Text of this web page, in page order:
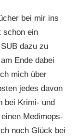
bei mir ins
schon ein
dazu zu
Ende dabei
mich über
jedes davon
bei Krimi- und
Medimops-
noch Glück bei